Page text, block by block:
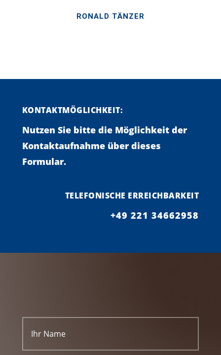
RONALD TÄNZER
KONTAKTMÖGLICHKEIT:
Nutzen Sie bitte die Möglichkeit der
Kontaktaufnahme über dieses
Formular.
TELEFONISCHE ERREICHBARKEIT
+49 221 34662958